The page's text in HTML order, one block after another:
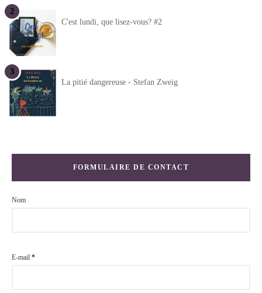
C'est lundi, que lisez-vous? #2
La pitié dangereuse - Stefan Zweig
FORMULAIRE DE CONTACT
Nom
E-mail *